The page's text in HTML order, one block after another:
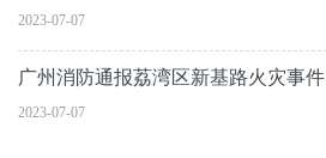
2023-07-07
广州消防通报荔湾区新基路火灾事件
2023-07-07